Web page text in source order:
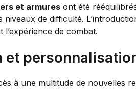
et armures ont été
de difficulté.
l’expérience de combat.
et
à une multitude de nouvelles